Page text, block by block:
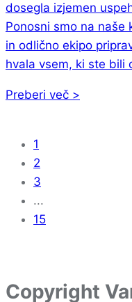
dosegla izjemen
Ponosni smo na
in odlično ekipo
hvala vsem, ki ste bili
Preberi več >
1
2
3
...
15
Copyright